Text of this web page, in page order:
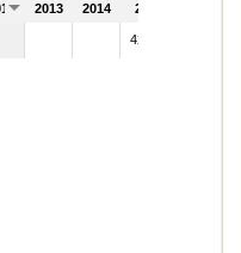
2013 2014 2015
422997